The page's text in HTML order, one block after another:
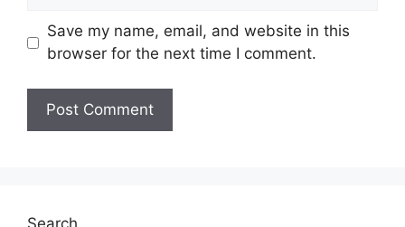
Save my name, email, and website in this
browser for the next time I comment.
Search